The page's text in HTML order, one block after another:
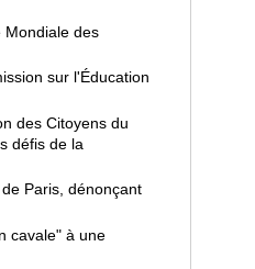
Mondiale des
sur l'Éducation
des Citoyens du
défis de la
Paris, dénonçant
cavale" à une